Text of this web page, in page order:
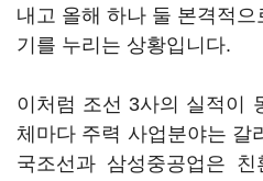
내고 올해 하나 둘 본격적
기를 누리는 상황입니다.
이처럼 조선 3사의 실적이
체마다 주력 사업분야는 갈
국조선과 삼성중공업은